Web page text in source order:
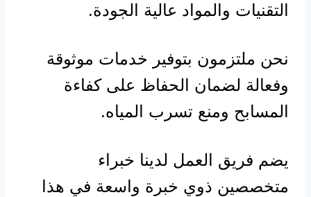
التقنيات والمواد عالية الجودة.
نحن ملتزمون بتوفير خدمات موثوقة
وفعالة لضمان الحفاظ على كفاءة
المسابح ومنع تسرب المياه.
يضم فريق العمل لدينا خبراء
متخصصين ذوي خبرة واسعة في هذا